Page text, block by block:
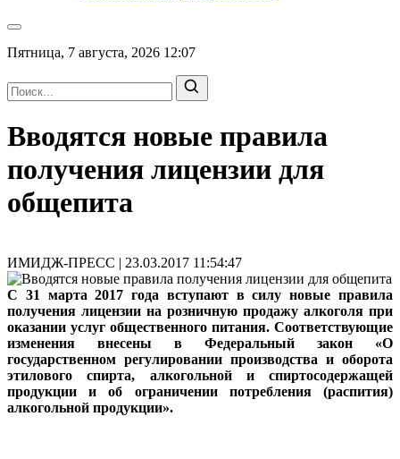
Пятница, 7 августа, 2026 12:07
Вводятся новые правила
получения лицензии для
общепита
ИМИДЖ-ПРЕСС | 23.03.2017 11:54:47
С 31 марта 2017 года вступают в силу новые правила
получения лицензии на розничную продажу алкоголя при
оказании услуг общественного питания. Соответствующие
изменения внесены в Федеральный закон «О
государственном регулировании производства и оборота
этилового спирта, алкогольной и спиртосодержащей
продукции и об ограничении потребления (распития)
алкогольной продукции».